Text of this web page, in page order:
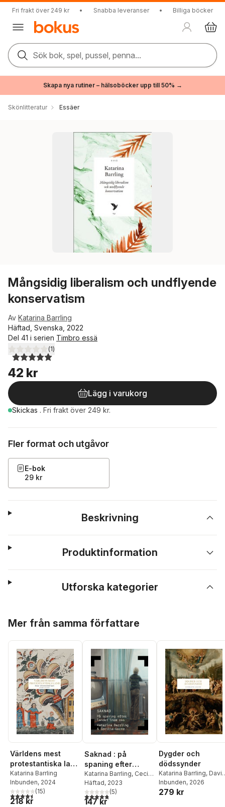
Fri frakt över 249 kr • Snabba leveranser • Billiga böcker
Sök bok, spel, pussel, penna...
Skapa nya rutiner – hälsoböcker upp till 50% →
Skönlitteratur Essäer
Mångsidig liberalism och undflyende
konservatism
Av Katarina Barrling
Häftad, Svenska, 2022
Del 41 i serien Timbro essä
5,0utav 5 stjärnor. Totalt antal röster:
(1)
42 kr
Lägg i varukorg
Skickas . Fri frakt över 249 kr.
Fler format och utgåvor
E-bok
29 kr
Beskrivning
Produktinformation
Utforska kategorier
Mer från samma författare
Världens mest
protestantiska land
: Sverige - det
extrema landet
lagom
Katarina Barrling
Inbunden, 2024
4,5utav 5 stjärnor. Totalt antal röster:
(15)
218 kr
Saknad : på
spaning efter
landet inom oss
Katarina Barrling, Cecilia
Garme
Häftad, 2023
4,8utav 5 stjärnor. Totalt antal röster:
(5)
147 kr
Dygder och
dödssynder
Katarina Barrling,
Butterfield ,Pär Cassel
Marie Kawthar Daouda
Inbunden, 2026
279 kr